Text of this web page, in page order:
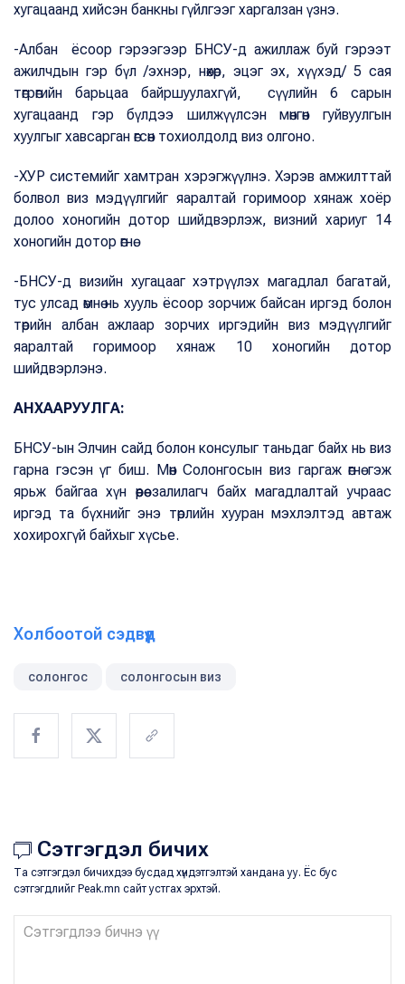
хугацаанд хийсэн банкны гүйлгээг харгалзан үзнэ.
-Албан ёсоор гэрээгээр БНСУ-д ажиллаж буй гэрээт
ажилчдын гэр бүл /эхнэр, нөхөр, эцэг эх, хүүхэд/ 5 сая
төгрөгийн барьцаа байршуулахгүй, сүүлийн 6 сарын
хугацаанд гэр бүлдээ шилжүүлсэн мөнгөн гуйвуулгын
хуулгыг хавсарган өгсөн тохиолдолд виз олгоно.
-ХУР системийг хамтран хэрэгжүүлнэ. Хэрэв амжилттай
болвол виз мэдүүлгийг яаралтай горимоор хянаж хоёр
долоо хоногийн дотор шийдвэрлэж, визний хариуг 14
хоногийн дотор өгнө.
-БНСУ-д визийн хугацааг хэтрүүлэх магадлал багатай,
тус улсад өмнө нь хууль ёсоор зорчиж байсан иргэд болон
төрийн албан ажлаар зорчих иргэдийн виз мэдүүлгийг
яаралтай горимоор хянаж 10 хоногийн дотор
шийдвэрлэнэ.
АНХААРУУЛГА:
БНСУ-ын Элчин сайд болон консулыг таньдаг байх нь виз
гарна гэсэн үг биш. Мөн Солонгосын виз гаргаж өгнө гэж
ярьж байгаа хүн өөрөө залилагч байх магадлалтай учраас
иргэд та бүхнийг энэ төрлийн хууран мэхлэлтэд автаж
хохирохгүй байхыг хүсье.
Холбоотой сэдвүүд
солонгос солонгосын виз
Сэтгэгдэл бичих
Та сэтгэгдэл бичихдээ бусдад хүндэтгэлтэй хандана уу. Ёс бус
сэтгэгдлийг Peak.mn сайт устгах эрхтэй.